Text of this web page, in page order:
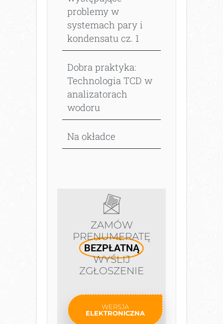
problemy w
systemach pary i
kondensatu cz. 1
Dobra praktyka:
Technologia TCD w
analizatorach
wodoru
Na okładce
ZAMÓW
PRENUMERATĘ
BEZPŁATNĄ
WYŚLIJ
ZGŁOSZENIE
WERSJA
ELEKTRONICZNA